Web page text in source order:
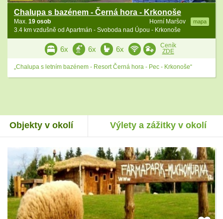
Chalupa s bazénem - Černá hora - Krkonoše
Horní Maršov mapa
Max. 19 osob
3.4 km vzdušně od Apartmán - Svoboda nad Úpou - Krkonoše
6x 6x 6x
Ceník
ZDE
„Chalupa s letním bazénem - Resort Černá hora - Pec - Krkonoše“
Objekty v okolí Výlety a zážitky v okolí